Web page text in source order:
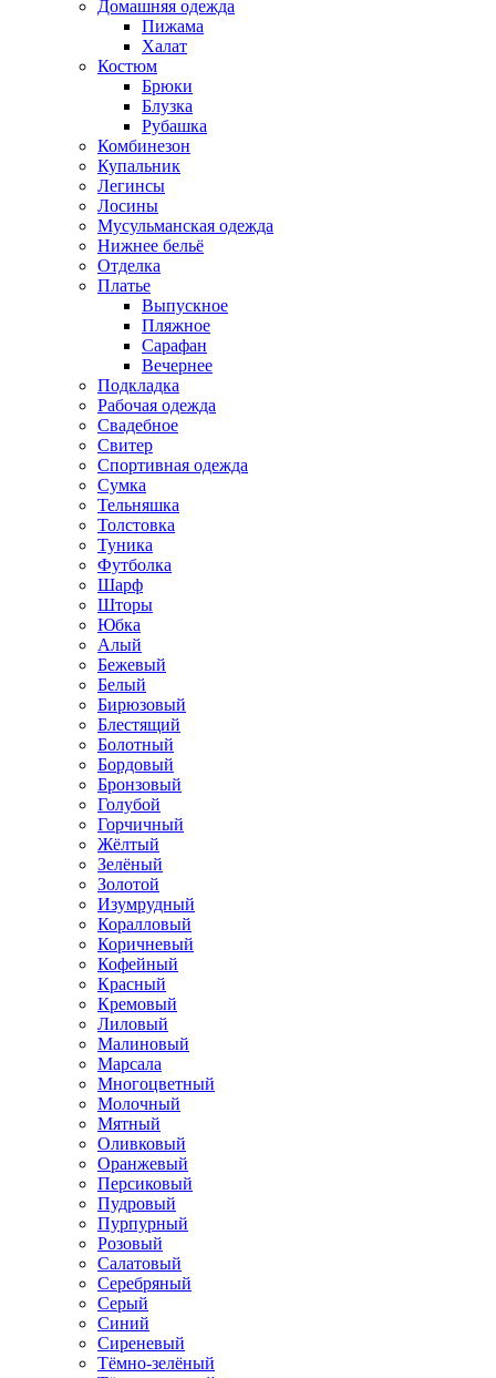
Домашняя одежда
Пижама
Халат
Костюм
Брюки
Блузка
Рубашка
Комбинезон
Купальник
Легинсы
Лосины
Мусульманская одежда
Нижнее бельё
Отделка
Платье
Выпускное
Пляжное
Сарафан
Вечернее
Подкладка
Рабочая одежда
Свадебное
Свитер
Спортивная одежда
Сумка
Тельняшка
Толстовка
Туника
Футболка
Шарф
Шторы
Юбка
Алый
Бежевый
Белый
Бирюзовый
Блестящий
Болотный
Бордовый
Бронзовый
Голубой
Горчичный
Жёлтый
Зелёный
Золотой
Изумрудный
Коралловый
Коричневый
Кофейный
Красный
Кремовый
Лиловый
Малиновый
Марсала
Многоцветный
Молочный
Мятный
Оливковый
Оранжевый
Персиковый
Пудровый
Пурпурный
Розовый
Салатовый
Серебряный
Серый
Синий
Сиреневый
Тёмно-зелёный